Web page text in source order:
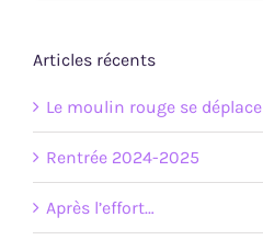
Articles récents
Le moulin rouge se déplace
Rentrée 2024-2025
Après l’effort…